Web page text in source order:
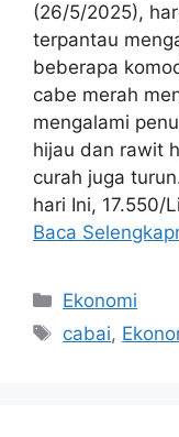
(26/5/2025),
terpantau
beberapa
cabe merah
mengalami
hijau dan rawit
curah juga
hari Ini, 17.550/
Baca
Kategori
Ekonomi
Tag
cabai,